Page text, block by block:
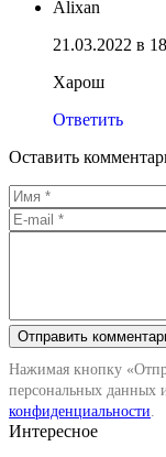
Alixan
21.03.2022 в
Харош
Ответить
Оставить
Нажимая кнопку
персональных данных
конфиденциальности
Интересное